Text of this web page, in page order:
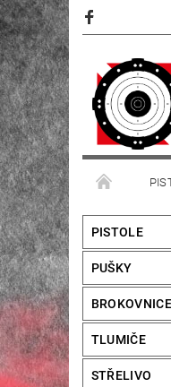
PISTOLE
PUŠKY
BROKOVNICE
TLUMIČE
STŘELIVO